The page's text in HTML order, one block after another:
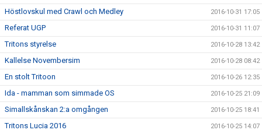
Höstlovskul med Crawl och Medley 2016-10-31 17:05
Referat UGP 2016-10-31 11:07
Tritons styrelse 2016-10-28 13:42
Kallelse Novembersim 2016-10-28 08:42
En stolt Tritoon 2016-10-26 12:35
Ida - mamman som simmade OS 2016-10-25 21:09
Simallskånskan 2:a omgången 2016-10-25 18:41
Tritons Lucia 2016 2016-10-25 14:07